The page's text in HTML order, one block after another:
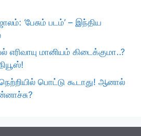
‘பேசும் படம்’ – இந்திய
மானியம் கிடைக்குமா..?
பொட்டு கூடாது! ஆனால்